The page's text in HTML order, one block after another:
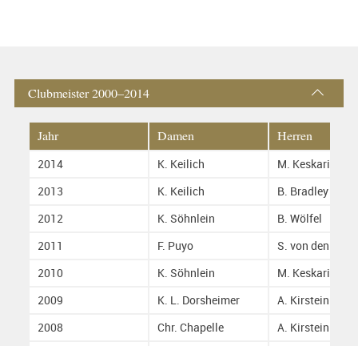
Clubmeister 2000–2014
Jahr Damen Herren
2014 K. Keilich
M. Keskari
2013
K. Keilich
B. Bradley
2012
K. Söhnlein
B. Wölfel
2011
F. Puyo
S. von den Hoff
2010
K. Söhnlein
M. Keskari
2009
K. L. Dorsheimer
A. Kirstein
2008
Chr. Chapelle
A. Kirstein